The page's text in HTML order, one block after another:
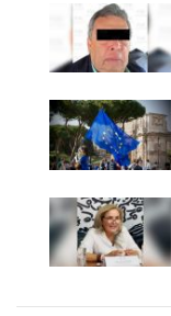
el 5° sitio, con el
Baja California y el
preponderante.
Vamos llegando al
trimestre del año,
reactivación
del sector turístico
global, por lo que
una estrategia de